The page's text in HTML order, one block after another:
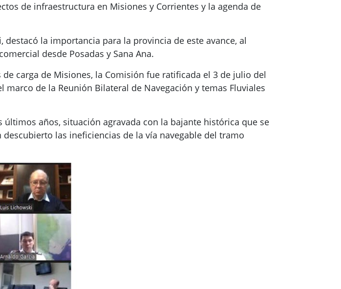
de infraestructura en Misiones y Corrientes y la agenda de
la importancia para la provincia de este avance, al
desde Posadas y Sana Ana.
carga de Misiones, la Comisión fue ratificada el 3 de julio del
de la Reunión Bilateral de Navegación y temas Fluviales
años, situación agravada con la bajante histórica que se
las ineficiencias de la vía navegable del tramo